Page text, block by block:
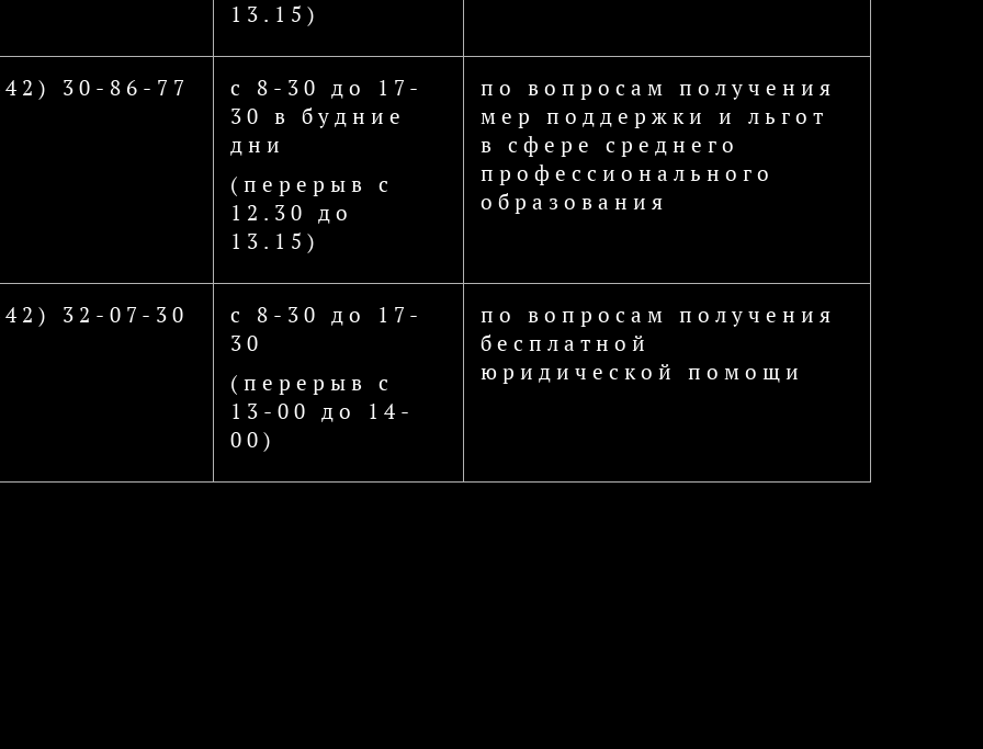
13.15)
30-86-77
с 8-30 до 17-
30 в будние
дни
(перерыв с
12.30 до
13.15)
по вопросам получения
мер поддержки и льгот
в сфере среднего
профессионального
образования
32-07-30
с 8-30 до 17-
30
(перерыв с
13-00 до 14-
00)
по вопросам получения
бесплатной
юридической помощи